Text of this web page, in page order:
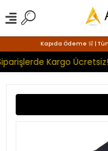
Kapıda Ödeme 🛒 |
Kargo Ücretsiz!